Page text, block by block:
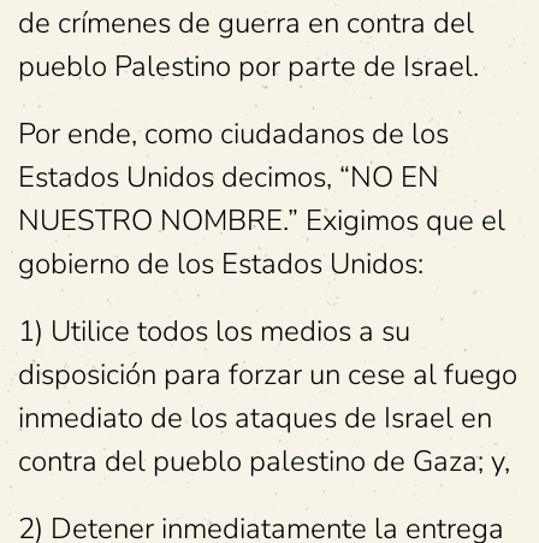
de crímenes de guerra en contra del
pueblo Palestino por parte de Israel.
Por ende, como ciudadanos de los
Estados Unidos decimos, “NO EN
NUESTRO NOMBRE.” Exigimos que el
gobierno de los Estados Unidos:
1) Utilice todos los medios a su
disposición para forzar un cese al fuego
inmediato de los ataques de Israel en
contra del pueblo palestino de Gaza; y,
2) Detener inmediatamente la entrega